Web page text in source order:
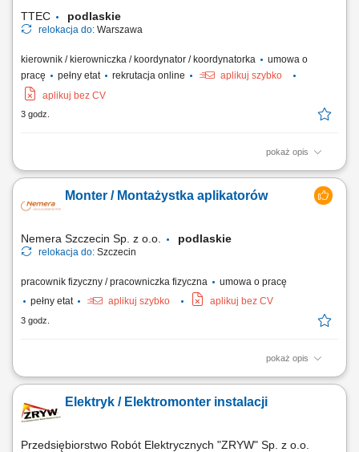
TTEC podlaskie
relokacja do: Warszawa
kierownik / kierowniczka / koordynator / koordynatorka
umowa o
pracę
pełny etat rekrutacja online
aplikuj szybko
aplikuj bez CV
3 godz.
pokaż opis
Zakres obowiązków: Koordynowanie codziennej pracy zespołu
odpowiedzialnego za obsługę sprzedaży. Wspieranie pracowników w
rozwiązywaniu problemów oraz prowadzenie działań coachingowych.
Nadzór nad realizacją celów jakościowych i biznesowych. Obsługa
Monter / Montażystka aplikatorów
Nemera Szczecin Sp. z o.o. podlaskie
relokacja do: Szczecin
pracownik fizyczny / pracowniczka fizyczna
umowa o pracę
pełny etat
aplikuj szybko aplikuj bez CV
3 godz.
pokaż opis
Opis stanowiska: Montaż manualny drobnych elementów; Obsługa
półautomatycznej linii montażowej; Nadruk na elementach metodą hot-
print, tampodruk oraz laser; Raportowanie bieżących operacji;
Elektryk / Elektromonter instalacji
Przedsiębiorstwo Robót Elektrycznych "ZRYW" Sp. z o.o.